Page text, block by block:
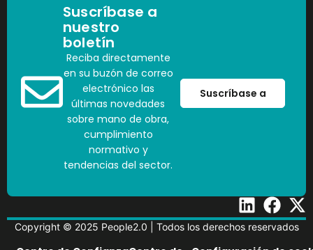
Suscríbase a
nuestro
boletín
Reciba directamente
en su buzón de correo
electrónico las
últimas novedades
sobre mano de obra,
cumplimiento
normativo y
tendencias del sector.
Suscríbase a
Copyright © 2025 People2.0 | Todos los derechos reservados